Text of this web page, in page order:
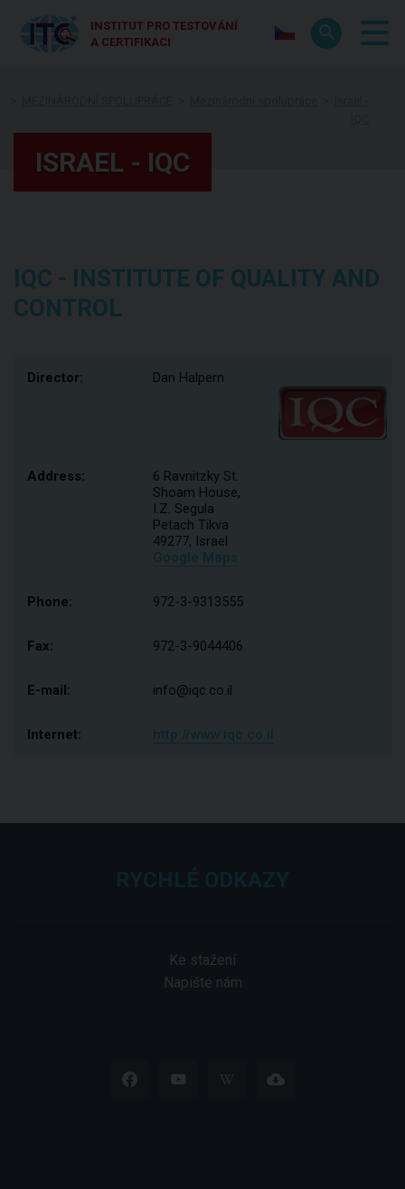
INSTITUT PRO TESTOVÁNÍ
A CERTIFIKACI
ISRAEL - IQC
IQC - INSTITUTE OF QUALITY AND
CONTROL
Director: Dan Halpern
Address:
6 Ravnitzky St.
Shoam House,
I.Z. Segula
Petach Tikva
49277, Israel
Google Maps
Phone: 972-3-9313555
Fax: 972-3-9044406
E-mail: info@iqc.co.il
Internet: http://www.iqc.co.il
Ke stažení
Napište nám